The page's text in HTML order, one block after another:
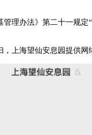
管理办法》第二十一规
，上海望仙安息园提供